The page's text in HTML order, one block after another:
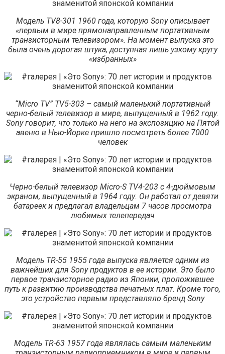
Модель TV8-301 1960 года, которую Sony описывает
«первым в мире прямонаправленным портативным
транзисторным телевизором». На момент выпуска это
была очень дорогая штука, доступная лишь узкому кругу
«избранных»
“Micro TV” TV5-303 – самый маленький портативный
черно-белый телевизор в мире, выпущенный в 1962 году.
Sony говорит, что только на него на экспозицию на Пятой
авеню в Нью-Йорке пришло посмотреть более 7000
человек
Черно-белый телевизор Micro-S TV4-203 с 4-дюймовым
экраном, выпущенный в 1964 году. Он работал от девяти
батареек и предлагал владельцам 7 часов просмотра
любимых телепередач
Модель TR-55 1955 года выпуска является одним из
важнейших для Sony продуктов в ее истории. Это было
первое транзисторное радио из Японии, проложившее
путь к развитию производства печатных плат. Кроме того,
это устройство первым представляло бренд Sony
Модель TR-63 1957 года являлась самым маленьким